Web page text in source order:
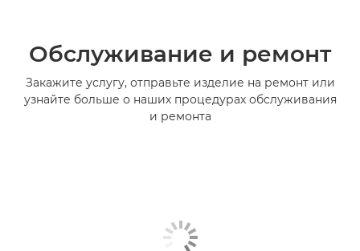
Обслуживание и ремонт
Закажите услугу, отправьте изделие на ремонт или
узнайте больше о наших процедурах обслуживания
и ремонта